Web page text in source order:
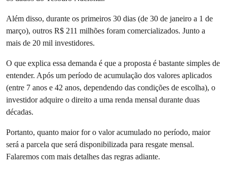
Além disso, durante os primeiros 30 dias (de 30 de janeiro a 1 de
março), outros R$ 211 milhões foram comercializados. Junto a
mais de 20 mil investidores.
O que explica essa demanda é que a proposta é bastante simples de
entender. Após um período de acumulação dos valores aplicados
(entre 7 anos e 42 anos, dependendo das condições de escolha), o
investidor adquire o direito a uma renda mensal durante duas
décadas.
Portanto, quanto maior for o valor acumulado no período, maior
será a parcela que será disponibilizada para resgate mensal.
Falaremos com mais detalhes das regras adiante.